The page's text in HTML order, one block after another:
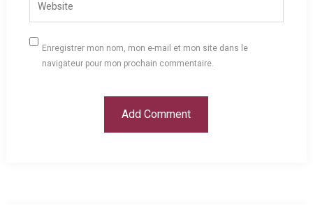
Enregistrer mon nom, mon e-mail et mon site dans le
navigateur pour mon prochain commentaire.